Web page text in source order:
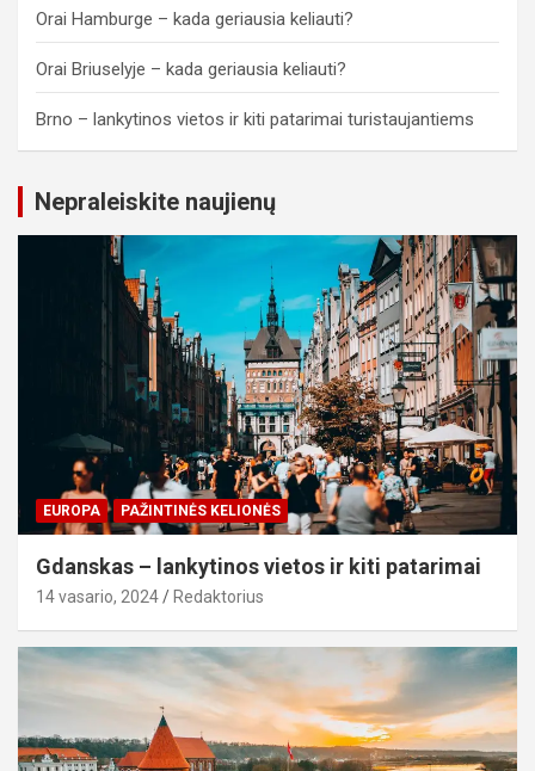
Orai Hamburge – kada geriausia keliauti?
Orai Briuselyje – kada geriausia keliauti?
Brno – lankytinos vietos ir kiti patarimai turistaujantiems
Nepraleiskite naujienų
EUROPA PAŽINTINĖS KELIONĖS
Gdanskas – lankytinos vietos ir kiti patarimai
14 vasario, 2024 Redaktorius